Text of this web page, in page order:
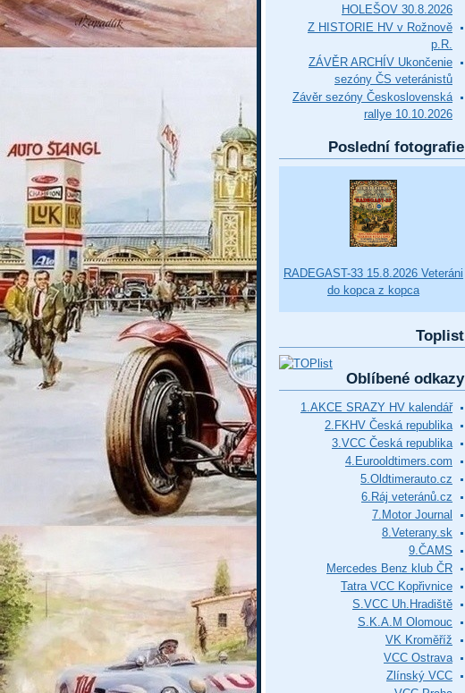
HOLEŠOV 30.8.2026
Z HISTORIE HV v Rožnově
p.R.
ZÁVĚR ARCHÍV Ukončenie
sezóny ČS veteránistů
Závěr sezóny Československá
rallye 10.10.2026
Poslední fotografie
RADEGAST-33 15.8.2026 Veteráni
do kopca z kopca
Toplist
Oblíbené odkazy
1.AKCE SRAZY HV kalendář
2.FKHV Česká republika
3.VCC Česká republika
4.Eurooldtimers.com
5.Oldtimerauto.cz
6.Ráj veteránů.cz
7.Motor Journal
8.Veterany.sk
9.ČAMS
Mercedes Benz klub ČR
Tatra VCC Kopřivnice
S.VCC Uh.Hradiště
S.K.A.M Olomouc
VK Kroměříž
VCC Ostrava
Zlínský VCC